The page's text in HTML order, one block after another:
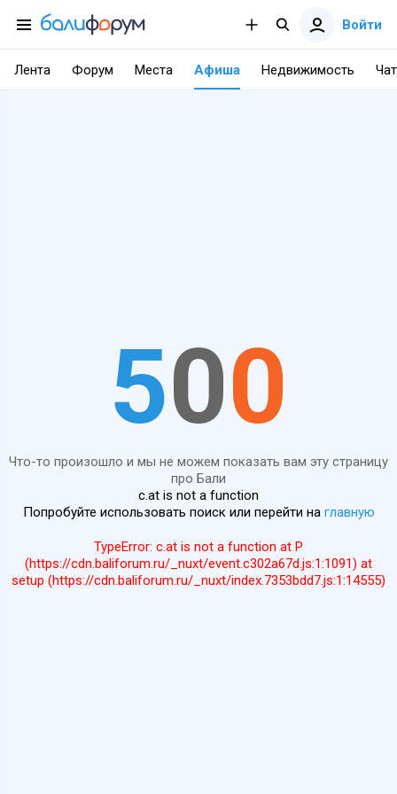
Войти
Лента Форум Места Афиша Недвижимость Чат
500
Что-то произошло и мы не можем показать вам эту страницу
про Бали
c.at is not a function
Попробуйте использовать поиск или перейти на главную
TypeError: c.at is not a function at P
(https://cdn.baliforum.ru/_nuxt/event.c302a67d.js:1:1091) at
setup (https://cdn.baliforum.ru/_nuxt/index.7353bdd7.js:1:14555)